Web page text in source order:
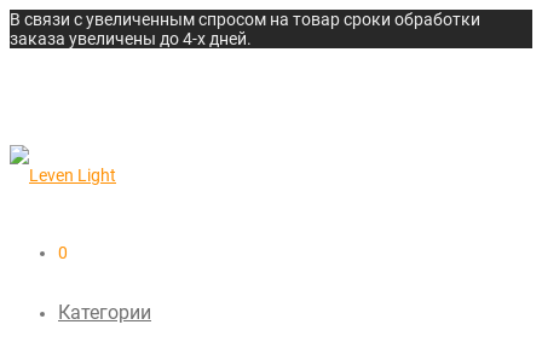
В связи с увеличенным спросом на товар сроки обработки
заказа увеличены до 4-х дней.
0
Категории